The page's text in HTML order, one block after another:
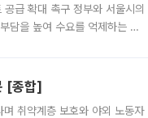
급 확대 촉구 정부와 서울시의
담을 높여 수요를 억제하는 카
[종합]
취약계층 보호와 야외 노동자